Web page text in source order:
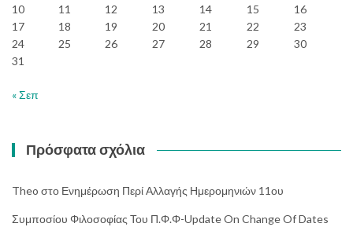
10
11 12 13 14 15
16
17
18 19 20 21 22
23
24
25 26 27 28 29
30
31
« Σεπ
Πρόσφατα σχόλια
Theo στο Ενημέρωση Περί Αλλαγής Ημερομηνιών 11ου
Συμποσίου Φιλοσοφίας Του Π.Φ.Φ-Update On Change Of Dates